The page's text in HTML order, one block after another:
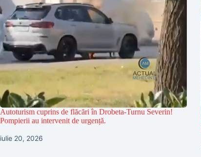
Autoturism cuprins de flăcări în Drobeta-Turnu Severin!
Pompierii au intervenit de urgență.
iulie 20, 2026